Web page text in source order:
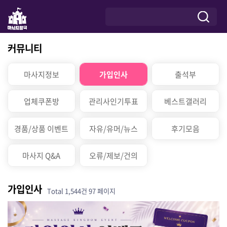
커뮤니티
마사지정보 가입인사 출석부
업체쿠폰방 관리사인기투표 베스트갤러리
경품/상품 이벤트 자유/유머/뉴스 후기모음
마사지 Q&A 오류/제보/건의
가입인사 Total 1,544건 97 페이지